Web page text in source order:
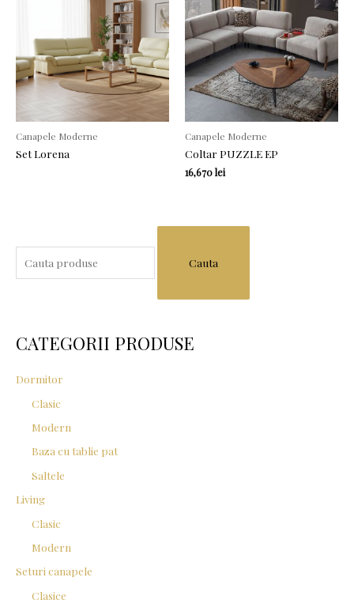
Canapele Moderne
Set Lorena
Canapele Moderne
Coltar PUZZLE EP
16,670lei
a
h
o
CATEGORII PRODUSE
Dormitor
Clasic
Modern
Baza cu tablie pat
Saltele
Living
Clasic
Modern
Seturi canapele
Clasice